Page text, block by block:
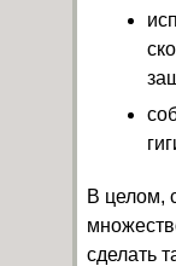
В целом,
сделать